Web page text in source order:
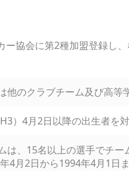
ー協会に第2種加盟登録し
他のクラブチーム及び高等
）4月2日以降の出生者を対
は、15名以上の選手でチ
4月2日から1994年4月1日